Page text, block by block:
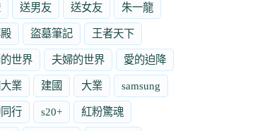
送男友 送女友 朱一龍
盜墓筆記 王者天下
世界 夫婦的世界 愛的迫降
業 建國 大業 samsung
行 s20+ 紅粉驚魂